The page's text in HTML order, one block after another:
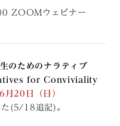
ZOOMウェビナー
のためのナラティブ
for Conviviality
6月20日（日）
18追記)。